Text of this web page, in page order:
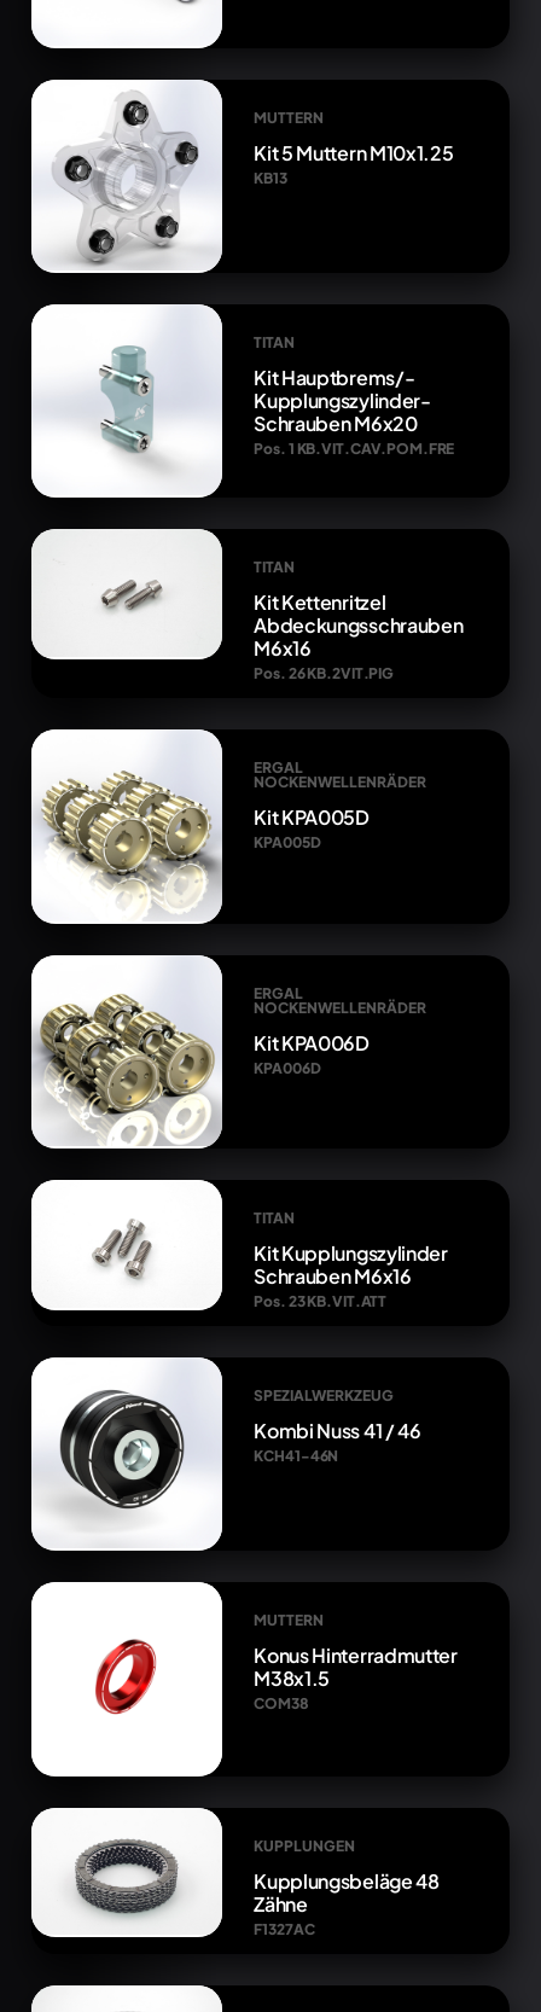
MUTTERN
Kit 5 Muttern M10x1.25
KB13
TITAN
Kit Hauptbrems/-
Kupplungszylinder-
Schrauben M6x20
Pos. 1 KB.VIT.CAV.POM.FRE
TITAN
Kit Kettenritzel
Abdeckungsschrauben
M6x16
Pos. 26 KB.2VIT.PIG
ERGAL
NOCKENWELLENRÄDER
Kit KPA005D
KPA005D
ERGAL
NOCKENWELLENRÄDER
Kit KPA006D
KPA006D
TITAN
Kit Kupplungszylinder
Schrauben M6x16
Pos. 23 KB.VIT.ATT
SPEZIALWERKZEUG
Kombi Nuss 41 / 46
KCH41-46N
MUTTERN
Konus Hinterradmutter
M38x1.5
COM38
KUPPLUNGEN
Kupplungsbeläge 48
Zähne
F1327AC